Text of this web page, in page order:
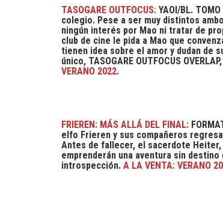
TASOGARE OUTFOCUS: YAOI/BL.
colegio. Pese a ser muy distintos
ningún interés por Mao ni tratar de
club de cine le pida a Mao que
tienen idea sobre el amor y dudan de
único, TASOGARE OUTFOCUS
VERANO 2022.
FRIEREN: MÁS ALLÁ DEL FINAL:
elfo Frieren y sus compañeros
Antes de fallecer, el sacerdote Heiter,
emprenderán una aventura sin
introspección. A LA VENTA: VERANO